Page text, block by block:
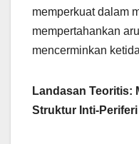
memperkuat dalam
mempertahankan
mencerminkan
Landasan Teoritis:
Struktur Inti-Periferi